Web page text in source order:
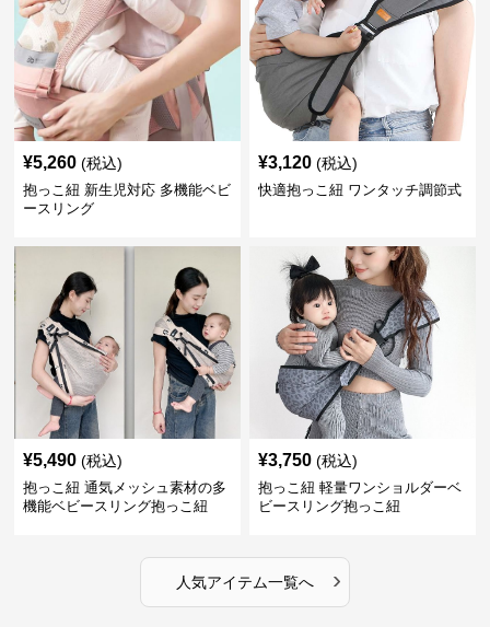
¥5,260 (税込)
抱っこ紐 新生児対応 多機能ベビ
ースリング
¥3,120 (税込)
快適抱っこ紐 ワンタッチ調節式
¥5,490 (税込)
抱っこ紐 通気メッシュ素材の多
機能ベビースリング抱っこ紐
¥3,750 (税込)
抱っこ紐 軽量ワンショルダーベ
ビースリング抱っこ紐
人気アイテム一覧へ ›